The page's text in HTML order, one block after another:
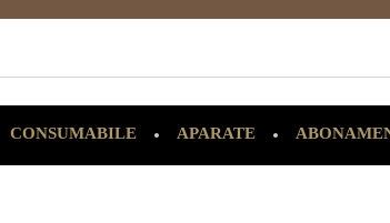
CONSUMABILE APARATE